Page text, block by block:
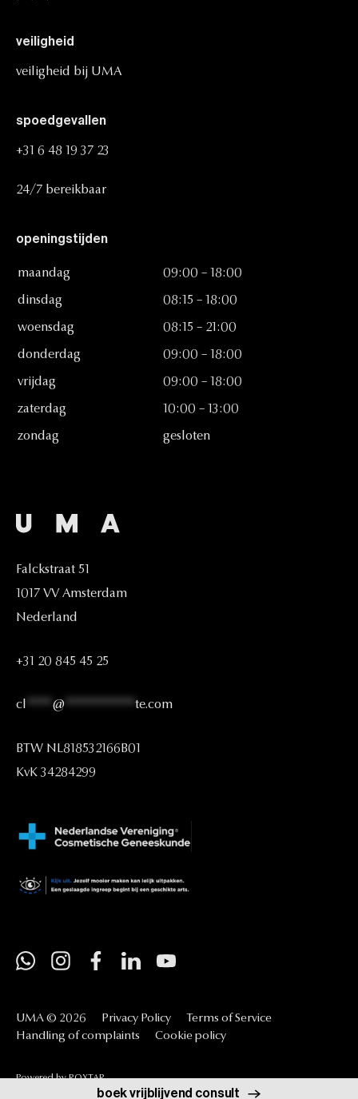
veiligheid
veiligheid bij UMA
spoedgevallen
+31 6 48 19 37 23
24/7 bereikbaar
openingstijden
maandag 09:00 – 18:00
dinsdag 08:15 – 18:00
woensdag 08:15 – 21:00
donderdag 09:00 – 18:00
vrijdag 09:00 – 18:00
zaterdag 10:00 – 13:00
zondag gesloten
Falckstraat 51
1017 VV Amsterdam
Nederland
+31 20 845 45 25
cl **** @ ***********te.com
BTW NL818532166B01
KvK 34284299
UMA © 2026 Privacy Policy Terms of Service
Handling of complaints Cookie policy
Powered by ROXTAR
boek vrijblijvend consult